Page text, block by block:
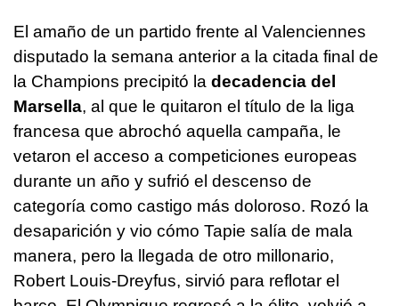
El amaño de un partido frente al Valenciennes
disputado la semana anterior a la citada final de
la Champions precipitó la decadencia del
Marsella, al que le quitaron el título de la liga
francesa que abrochó aquella campaña, le
vetaron el acceso a competiciones europeas
durante un año y sufrió el descenso de
categoría como castigo más doloroso. Rozó la
desaparición y vio cómo Tapie salía de mala
manera, pero la llegada de otro millonario,
Robert Louis-Dreyfus, sirvió para reflotar el